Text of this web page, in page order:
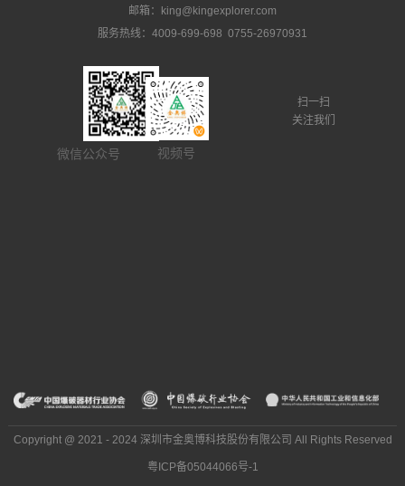
邮箱：king@kingexplorer.com
服务热线：4009-699-698 0755-26970931
微信公众号 视频号
扫一扫
关注我们
Copyright @ 2021 - 2024 深圳市金奥博科技股份有限公司 All Rights Reserved
粤ICP备05044066号-1